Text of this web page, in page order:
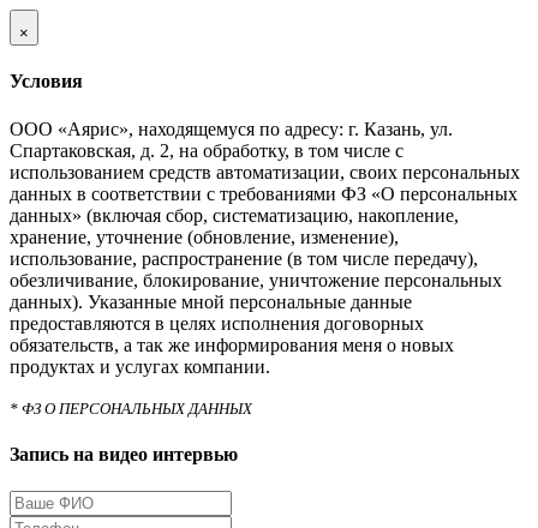
×
Условия
ООО «Аярис», находящемуся по адресу: г. Казань, ул.
Спартаковская, д. 2, на обработку, в том числе с
использованием средств автоматизации, своих персональных
данных в соответствии с требованиями ФЗ «О персональных
данных» (включая сбор, систематизацию, накопление,
хранение, уточнение (обновление, изменение),
использование, распространение (в том числе передачу),
обезличивание, блокирование, уничтожение персональных
данных). Указанные мной персональные данные
предоставляются в целях исполнения договорных
обязательств, а так же информирования меня о новых
продуктах и услугах компании.
* ФЗ О ПЕРСОНАЛЬНЫХ ДАННЫХ
Запись на видео интервью